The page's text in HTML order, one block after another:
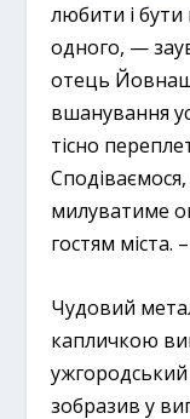
любити і
одного, —
отець
вшанування
тісно
милуватиме
гостям міста.
Чудовий
капличкою
зобразив у